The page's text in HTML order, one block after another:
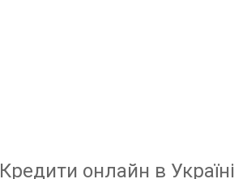
Кредити онлайн в Україні